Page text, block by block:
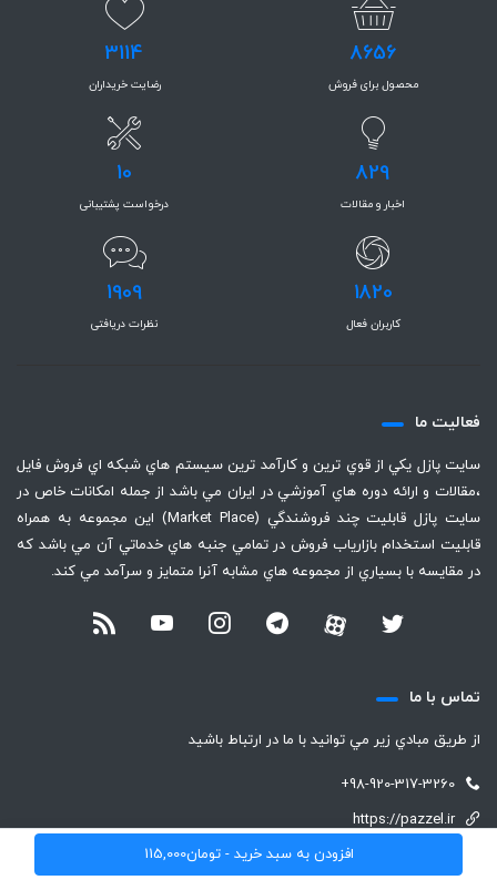
افزودن به سبد خرید -تومان115,000
8656
محصول برای فروش
3114
رضایت خریداران
829
اخبار و مقالات
10
درخواست پشتیبانی
1820
کاربران فعال
1909
نظرات دریافتی
فعاليت ما
سايت پازل يكي از قوي ترين و كارآمد ترين سيستم هاي شبكه اي فروش فايل
،‌مقالات و ارائه دوره هاي آموزشي در ايران مي باشد از جمله امكانات خاص در
سايت پازل قابليت چند فروشندگي (Market Place) اين مجموعه به همراه
قابليت استخدام بازارياب فروش در تمامي جنبه هاي خدماتي آن مي باشد كه
در مقايسه با بسياري از مجموعه هاي مشابه آنرا متمايز و سرآمد مي كند.
تماس با ما
از طريق مبادي زير مي توانيد با ما در ارتباط باشيد
+98-920-317-3260
https://pazzel.ir
support (@) pazzel.ir